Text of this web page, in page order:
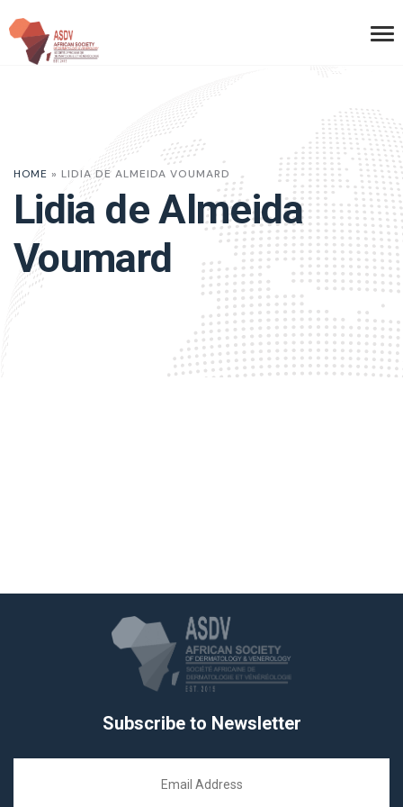
HOME » LIDIA DE ALMEIDA VOUMARD
Lidia de Almeida
Voumard
Subscribe to Newsletter